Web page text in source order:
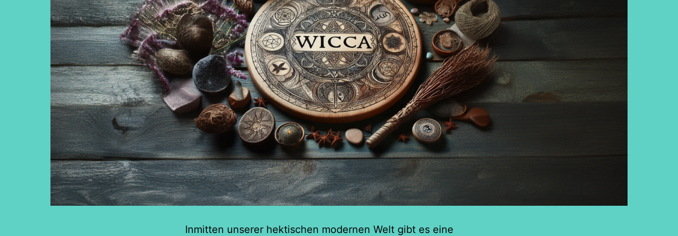
Inmitten unserer hektischen modernen Welt gibt es eine